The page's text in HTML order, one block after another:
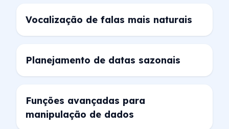
Vocalização de falas mais naturais
Planejamento de datas sazonais
Funções avançadas para
manipulação de dados